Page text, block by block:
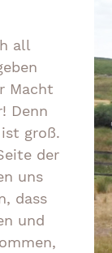
all
Macht
Denn
groß.
der
uns
dass
und